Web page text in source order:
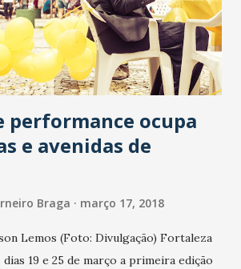
Leandro Silva (Richardson), Rafael
e Romário; Raul, Naldo (Ricardinho) e
Coutinho e Luidy (Andrigo) -
Chamu...
performance ocupa
e avenidas de
Braga março 17, 2018
Lemos (Foto: Divulgação) Fortaleza
19 e 25 de março a primeira edição